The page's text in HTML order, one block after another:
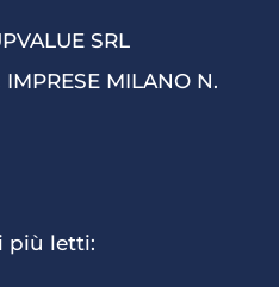
SRL
IMPRESE MILANO N.
più letti: